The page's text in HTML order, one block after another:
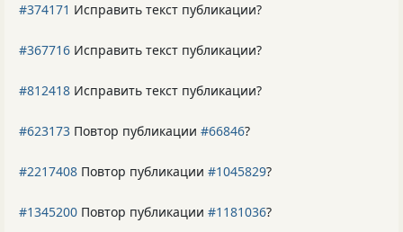
#374171 Исправить текст публикации?
#367716 Исправить текст публикации?
#812418 Исправить текст публикации?
#623173 Повтор публикации #66846?
#2217408 Повтор публикации #1045829?
#1345200 Повтор публикации #1181036?